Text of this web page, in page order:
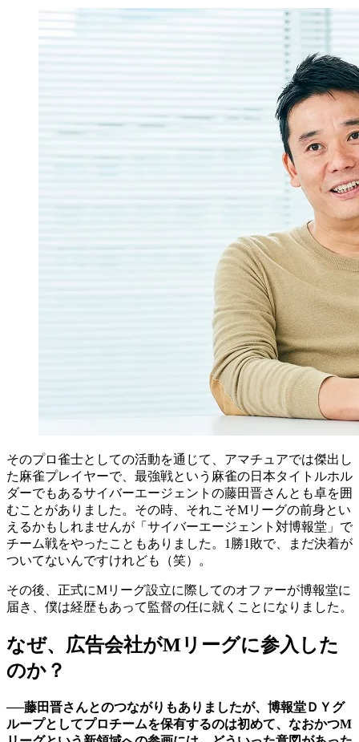
そのプロ雀士としての活動を通じて、アマチュアでは傑出し
た麻雀プレイヤーで、最強戦という麻雀の日本タイトルホル
ダーでもあるサイバーエージェントの藤田晋さんとも卓を囲
むことがありました。その時、それこそMリーグの前身とい
えるかもしれませんが「サイバーエージェント対博報堂」で
チーム戦をやったこともありました。1勝1敗で、まだ決着が
ついてないんですけれども（笑）。
その後、正式にMリーグ設立に際してのオファーが博報堂に
届き、僕は経歴もあって監督の任に就くことになりました。
なぜ、広告会社がMリーグに参入した
のか？
──藤田晋さんとのつながりもありましたが、博報堂ＤＹグ
ループとしてプロチームを保有するのは初めて、なおかつM